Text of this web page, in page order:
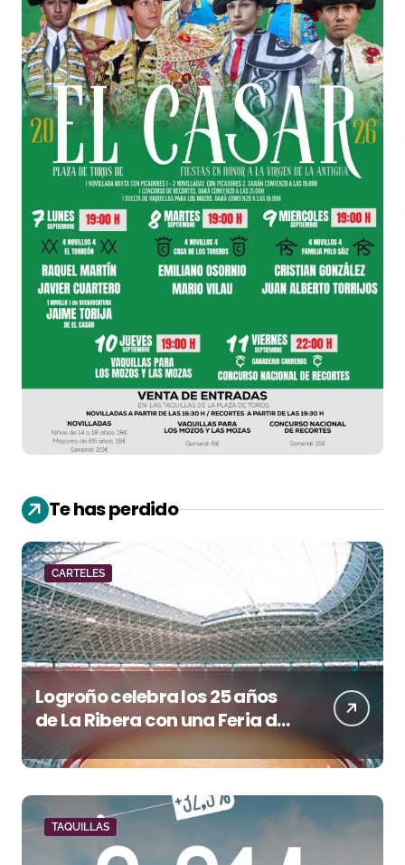
Te has perdido
CARTELES
Logroño celebra los 25 años
de La Ribera con una Feria de
San Mateo de máxima
categoría
TAQUILLAS